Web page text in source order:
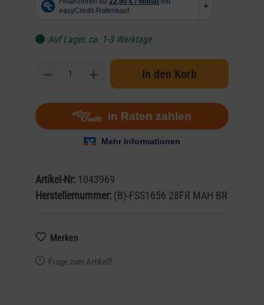
Auf Lager, ca. 1-3 Werktage
In den Korb
Artikel-Nr: 1043969
Herstellernummer: (B)-FSS1656 28FR MAH BR
Merken
Frage zum Artikel?